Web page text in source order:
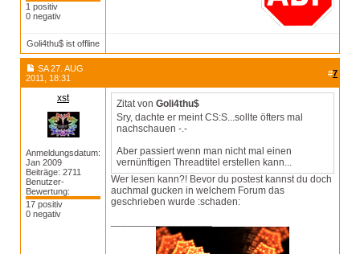
1 positiv
0 negativ
Goli4thu$ ist offline
SA 27. AUG
2011, 18:31
#7
xst
Anmeldungsdatum:
Jan 2009
Beiträge: 2711
Benutzer-
Bewertung:
17 positiv
0 negativ
Zitat von Goli4thu$
Sry, dachte er meint CS:S...sollte öfters mal
nachschauen -.-
Aber passiert wenn man nicht mal einen
vernünftigen Threadtitel erstellen kann...
Wer lesen kann?! Bevor du postest kannst du doch
auchmal gucken in welchem Forum das
geschrieben wurde :schaden: